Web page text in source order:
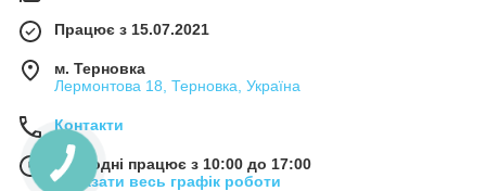
Працює з 15.07.2021
м. Терновка
Лермонтова 18, Терновка, Україна
Контакти
Сьогодні працює з 10:00 до 17:00
Показати весь графік роботи